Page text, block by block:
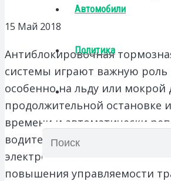
Автомобили
Политика
15 Май 2018
Антиблокировочная
системы играют важную
особенно на льду или мокрой
продолжительной остановке
времени и автоматически
водителя над транспортным
электронное распределение
повышения управляемости